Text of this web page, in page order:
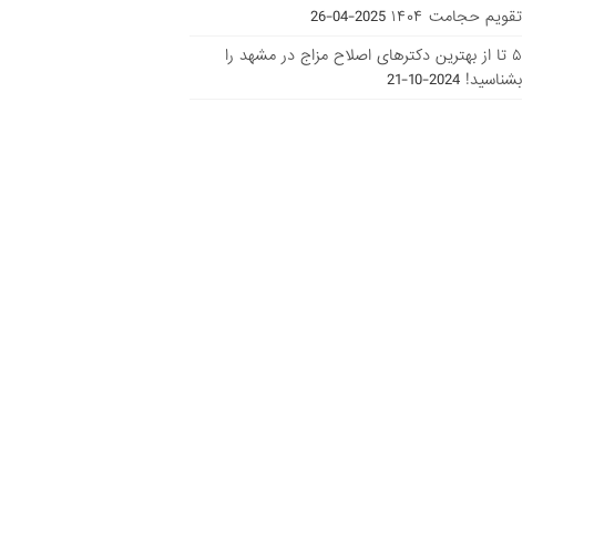
تقویم حجامت ۱۴۰۴
2025-04-26
۵ تا از بهترین دکتر‌های اصلاح مزاج در مشهد را
بشناسید! 2024-10-21